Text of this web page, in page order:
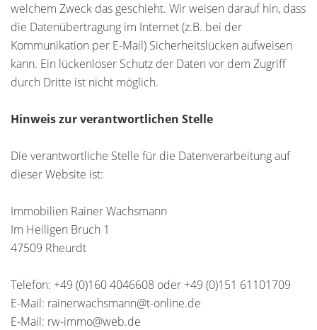
welchem Zweck das geschieht. Wir weisen darauf hin, dass
die Datenübertragung im Internet (z.B. bei der
Kommunikation per E-Mail) Sicherheitslücken aufweisen
kann. Ein lückenloser Schutz der Daten vor dem Zugriff
durch Dritte ist nicht möglich.
Hinweis zur verantwortlichen Stelle
Die verantwortliche Stelle für die Datenverarbeitung auf
dieser Website ist:
Immobilien Rainer Wachsmann
Im Heiligen Bruch 1
47509 Rheurdt
Telefon: +49 (0)160 4046608 oder +49 (0)151 61101709
E-Mail: rainerwachsmann@t-online.de
E-Mail: rw-immo@web.de